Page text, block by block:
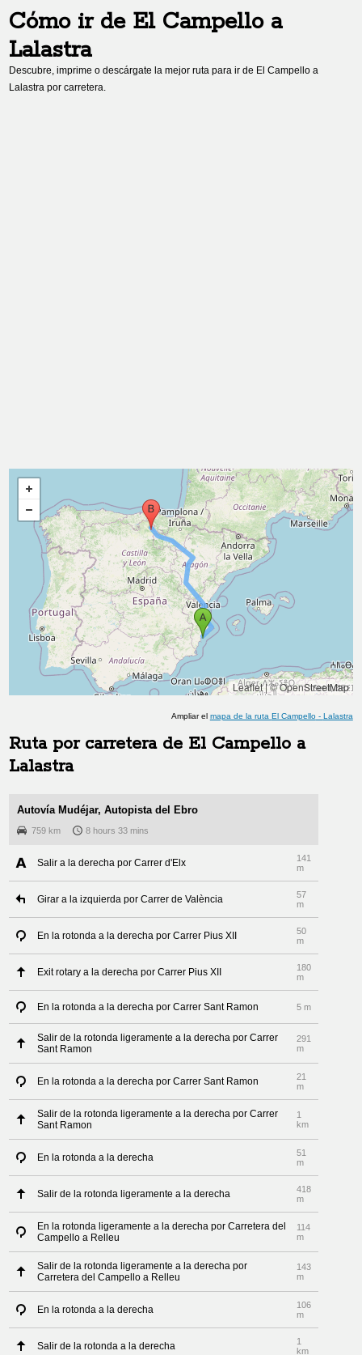
Cómo ir de El Campelloa
Lalastra
Descubre, imprime o descárgate la mejor ruta para ir de El Campello a
Lalastra por carretera.
Leaflet|© OpenStreetMap
Ampliar el mapa de la ruta El Campello- Lalastra
Ruta por carretera de El Campello a
Lalastra
Autovía Mudéjar, Autopista del Ebro
759 km 8 hours 33 mins
Salir a la derecha por Carrer d'Elx
141
m
Girar a la izquierda por Carrer de València
57
m
En la rotonda a la derecha por Carrer Pius XII
50
m
Exit rotary a la derecha por Carrer Pius XII
180
m
En la rotonda a la derecha por Carrer Sant Ramon 5 m
Salir de la rotonda ligeramente a la derecha por Carrer
Sant Ramon
291
m
En la rotonda a la derecha por Carrer Sant Ramon
21
m
Salir de la rotonda ligeramente a la derecha por Carrer
Sant Ramon
1
km
En la rotonda a la derecha
51
m
Salir de la rotonda ligeramente a la derecha
418
m
En la rotonda ligeramente a la derecha por Carretera del
Campello a Relleu
114
m
Salir de la rotonda ligeramente a la derecha por
Carretera del Campello a Relleu
143
m
En la rotonda a la derecha
106
m
Salir de la rotonda a la derecha
1
km